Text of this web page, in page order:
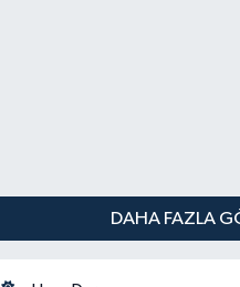
DAHA FAZLA